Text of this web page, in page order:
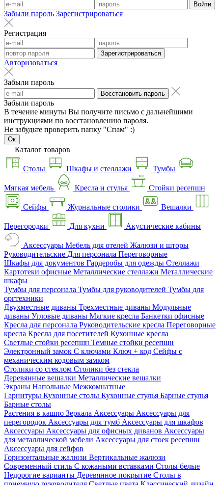
Войти
Забыли пароль Зарегистрироваться
Регистрация
Зарегистрироваться
Авторизоваться
Забыли пароль
Восстановить пароль
Забыли пароль
В течение минуты Вы получите письмо с дальнейшими
инструкциями по восстановлению пароля.
Не забудьте проверить папку "Спам" :)
Ок
Каталог товаров
Столы Шкафы и стеллажи Тумбы
Мягкая мебель Кресла и стулья Стойки ресепшн
Сейфы Журнальные столики Вешалки
Перегородки Для кухни Акустические кабины
Аксессуары Мебель для отелей Жалюзи и шторы
Руководительские Для персонала Переговорные
Шкафы для документов Гардеробы для одежды Стеллажи
Картотеки офисные Металлические стеллажи Металлические
шкафы
Тумбы для персонала Тумбы для руководителей Тумбы для
оргтехники
Двухместные диваны Трехместные диваны Модульные
диваны Угловые диваны Мягкие кресла Банкетки офисные
Кресла для персонала Руководительские кресла Переговорные
кресла Кресла для посетителей Кухонные кресла
Светлые стойки ресепшн Темные стойки ресепшн
Электронный замок С ключами Ключ + код Сейфы с
механическим кодовым замком
Столики со стеклом Столики без стекла
Деревянные вешалки Металлические вешалки
Экраны Напольные Межкомнатные
Гарнитуры Кухонные столы Кухонные стулья Барные стулья
Барные столы
Растения в кашпо Зеркала Аксессуары Аксессуары для
перегородок Аксессуары для тумб Аксессуары для шкафов
Аксессуары Аксессуары для офисных диванов Аксессуары
для металлической мебели Аксессуары для стоек ресепшн
Аксессуары для сейфов
Горизонтальные жалюзи Вертикальные жалюзи
Современный стиль С кожаными вставками Столы белые
Недорогие варианты Деревянное покрытие Столы в